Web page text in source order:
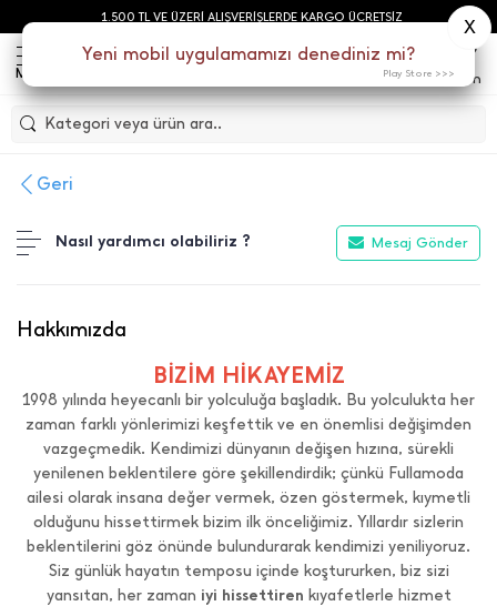
1.500 TL VE ÜZERİ ALIŞVERİŞLERDE KARGO ÜCRETSİZ
Menu
Sepetim
Kategori veya ürün ara..
Geri
Nasıl yardımcı olabiliriz ? Mesaj Gönder
Hakkımızda
BİZİM HİKAYEMİZ
1998 yılında heyecanlı bir yolculuğa başladık. Bu yolculukta her
zaman farklı yönlerimizi keşfettik ve en önemlisi değişimden
vazgeçmedik. Kendimizi dünyanın değişen hızına, sürekli
yenilenen beklentilere göre şekillendirdik; çünkü Fullamoda
ailesi olarak insana değer vermek, özen göstermek, kıymetli
olduğunu hissettirmek bizim ilk önceliğimiz. Yıllardır sizlerin
beklentilerini göz önünde bulundurarak kendimizi yeniliyoruz.
Siz günlük hayatın temposu içinde koştururken, biz sizi
yansıtan, her zaman iyi hissettiren kıyafetlerle hizmet
Yeni mobil uygulamamızı denediniz mi?
X
Play Store >>>